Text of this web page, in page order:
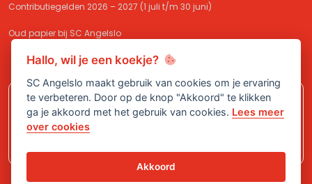
Contributiegelden 2026 – 2027 (1 juli t/m 30 juni)
Oud papier bij SC Angelslo
Meld je aan bij SC Angelslo en sluit je
Hallo, wil je een koekje?
SC Angelslo maakt gebruik van cookies om je ervaring
te verbeteren. Door op de knop "Akkoord" te klikken
ga je akkoord met het gebruik van cookies. Lees meer
over cookies
Akkoord